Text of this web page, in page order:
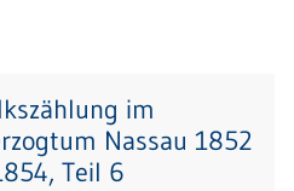
im
Nassau 1852
Teil 6